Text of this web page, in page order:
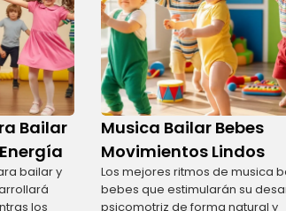
Bailar
bailar y
los
Musica Bailar Bebes
Movimientos Lindos
Los mejores ritmos de musica
bebes que estimularán su
psicomotriz de forma natural y